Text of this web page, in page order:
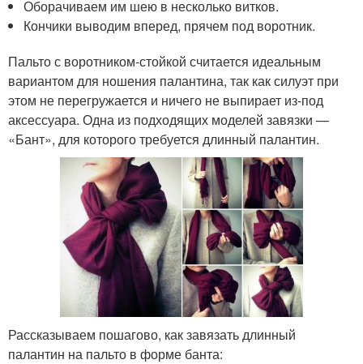
Оборачиваем им шею в несколько витков.
Кончики выводим вперед, прячем под воротник.
Пальто с воротником-стойкой считается идеальным
вариантом для ношения палантина, так как силуэт при
этом не перегружается и ничего не выпирает из-под
аксессуара. Одна из подходящих моделей завязки —
«Бант», для которого требуется длинный палантин.
Рассказываем пошагово, как завязать длинный
палантин на пальто в форме банта: